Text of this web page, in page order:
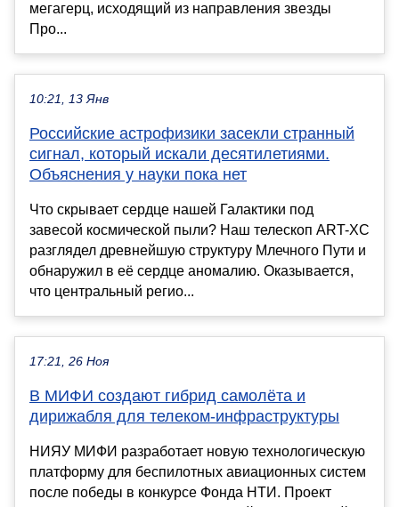
мегагерц, исходящий из направления звезды
Про...
10:21, 13 Янв
Российские астрофизики засекли странный
сигнал, который искали десятилетиями.
Объяснения у науки пока нет
Что скрывает сердце нашей Галактики под
завесой космической пыли? Наш телескоп ART-XC
разглядел древнейшую структуру Млечного Пути и
обнаружил в её сердце аномалию. Оказывается,
что центральный регио...
17:21, 26 Ноя
В МИФИ создают гибрид самолёта и
дирижабля для телеком-инфраструктуры
НИЯУ МИФИ разработает новую технологическую
платформу для беспилотных авиационных систем
после победы в конкурсе Фонда НТИ. Проект